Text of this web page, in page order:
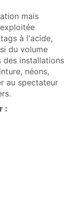
mais
à l'acide,
du volume
des installations
néons,
au spectateur
: